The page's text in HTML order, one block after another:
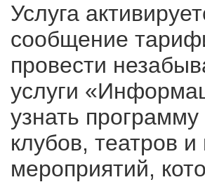
Услуга
сообщение
провести
услуги
узнать
клубов, театров
мероприятий,